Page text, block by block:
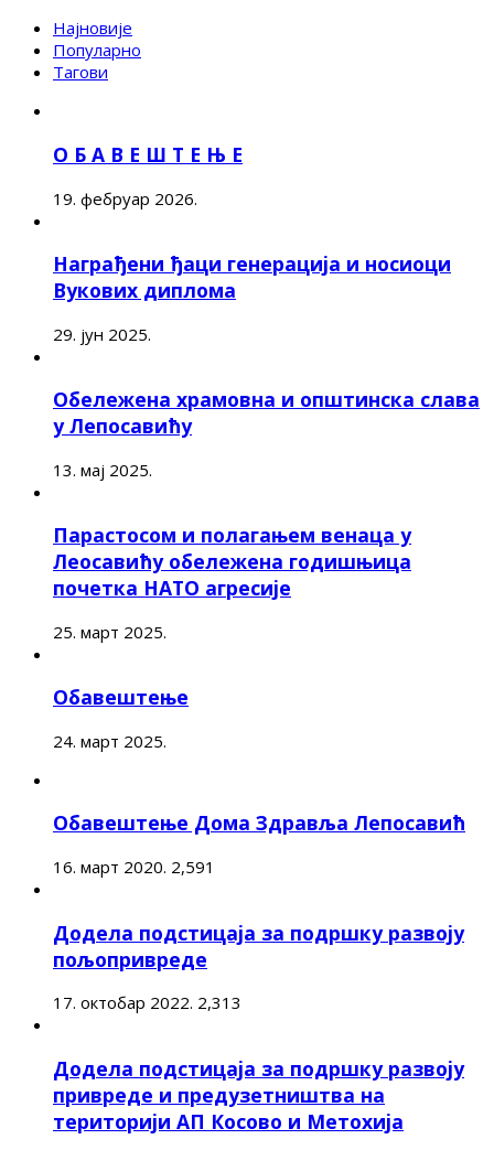
Најновије
Популарно
Тагови
О Б А В Е Ш Т Е Њ Е
19. фебруар 2026.
Награђени ђаци генерација и носиоци
Вукових диплома
29. јун 2025.
Обележена храмовна и општинска слава
у Лепосавићу
13. мај 2025.
Парастосом и полагањем венаца у
Леосавићу обележена годишњица
почетка НАТО агресије
25. март 2025.
Обавештење
24. март 2025.
Обавештење Дома Здравља Лепосавић
16. март 2020. 2,591
Додела подстицаја за подршку развоју
пољопривреде
17. октобар 2022. 2,313
Додела подстицаја за подршку развоју
привреде и предузетништва на
територији АП Косово и Метохија